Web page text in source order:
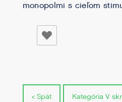
monopolmi s cieľom
< Spät Kategória V